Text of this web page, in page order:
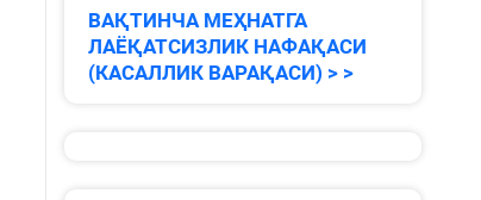
ВАҚТИНЧА МЕҲНАТГА
ЛАЁҚАТСИЗЛИК НАФАҚАСИ
(КАСАЛЛИК ВАРАҚАСИ) > >